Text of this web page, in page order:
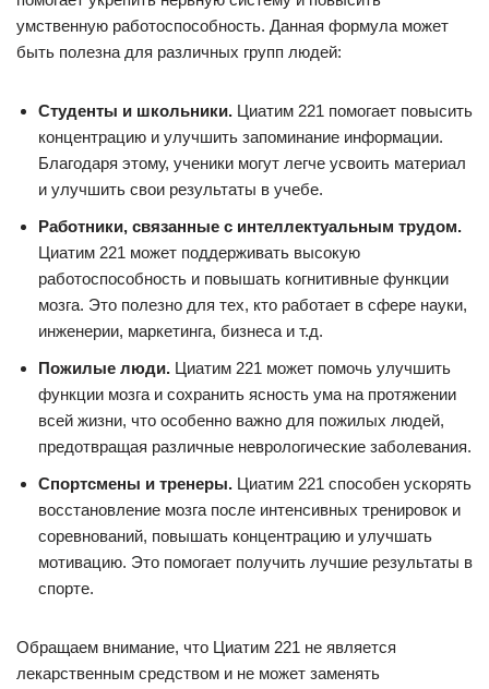
умственную работоспособность. Данная формула может
быть полезна для различных групп людей:
Студенты и школьники. Циатим 221 помогает повысить
концентрацию и улучшить запоминание информации.
Благодаря этому, ученики могут легче усвоить материал
и улучшить свои результаты в учебе.
Работники, связанные с интеллектуальным трудом.
Циатим 221 может поддерживать высокую
работоспособность и повышать когнитивные функции
мозга. Это полезно для тех, кто работает в сфере науки,
инженерии, маркетинга, бизнеса и т.д.
Пожилые люди. Циатим 221 может помочь улучшить
функции мозга и сохранить ясность ума на протяжении
всей жизни, что особенно важно для пожилых людей,
предотвращая различные неврологические заболевания.
Спортсмены и тренеры. Циатим 221 способен ускорять
восстановление мозга после интенсивных тренировок и
соревнований, повышать концентрацию и улучшать
мотивацию. Это помогает получить лучшие результаты в
спорте.
Обращаем внимание, что Циатим 221 не является
лекарственным средством и не может заменять